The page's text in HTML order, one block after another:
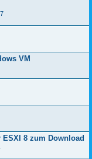
VM
8 zum Download